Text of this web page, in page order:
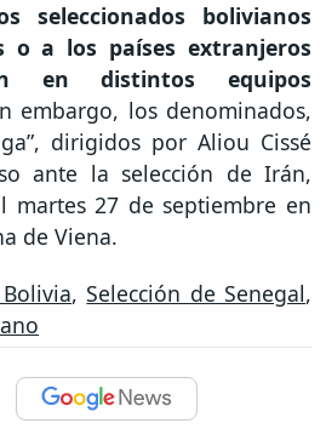
seleccionados bolivianos
o a los países extranjeros
en distintos equipos
embargo, los denominados,
dirigidos por Aliou Cissé
ante la selección de Irán,
martes 27 de septiembre en
de Viena.
,Selección de Senegal,